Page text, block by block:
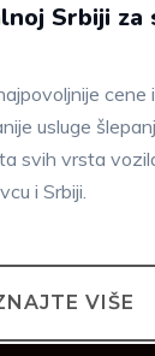
Srbiji za
cene i
usluge
svih vrsta
i Srbiji.
VIŠE